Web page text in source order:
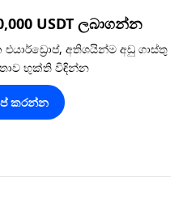
USDT ලබාගන්න
අතිශයින්ම අඩු ගාස්තු
භුක්ති විඳින්න
කරන්න